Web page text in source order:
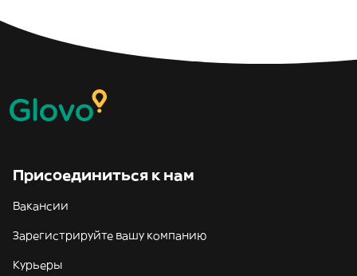
Присоединиться к нам
Вакансии
Зарегистрируйте вашу компанию
Курьеры